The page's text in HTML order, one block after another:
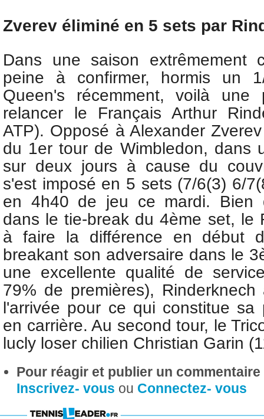
Zverev éliminé en 5 sets par
Dans une saison extrêmement
peine à confirmer, hormis un
Queen's récemment, voilà une
relancer le Français Arthur
ATP). Opposé à Alexander
du 1er tour de Wimbledon, dans
sur deux jours à cause du
s'est imposé en 5 sets (7/6(3) 6/
en 4h40 de jeu ce mardi. Bien
dans le tie-break du 4ème set, le
à faire la différence en début
breakant son adversaire dans le
une excellente qualité de
79% de premières),
l'arrivée pour ce qui constitue sa
en carrière. Au second tour, le
lucly loser chilien Christian Garin
Pour réagir et publier un
Inscrivez- vous ou Connectez- vous